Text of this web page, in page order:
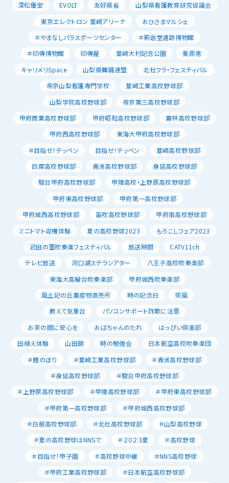
深松優宝
EVOLT 友好県省
山梨県看護教育研究協議会
東京エレクトロン 韮崎アリーナ
おひさまマルシェ
＃やまなしパラスポーツセンター
＃釈迦堂遺跡博物館
＃印傳博物館
印傳屋 韮崎大村記念公園
栗原恵
キャリメリSpace
山梨県舞踊連盟
北杜フラ・フェスティバル
帝京山梨看護専門学校
韮崎工業高校野球部
山梨学院高校野球部
帝京第三高校野球部
甲府商業高校野球部
甲府昭和高校野球部
農林高校野球部
甲府西高校野球部
東海大甲府高校野球部
＃目指せ！テッペン
目指せ！テッペン
韮崎高校野球部
巨摩高校野球部
青洲高校野球部
身延高校野球部
駿台甲府高校野球部
甲陵高校・上野原高校野球部
甲府東高校野球部
甲府第一高校野球部
甲府城西高校野球部
笛吹高校野球部
甲府南高校野球部
ミニトマト収穫体験
夏の高校野球2023
もろこしフェア2023
武田の里吹奏楽フェスティバル
放送時間
CATV11ch
テレビ放送
河口湖ステラシアター
八王子高校吹奏楽部
東海大高輪台吹奏楽部
甲府城西吹奏楽部
風土記の丘農産物直売所
時の記念日
突風
教えて気象台
パソコンサポート詐欺に注意
お茶の間に安心を
おばちゃんのたれ
はっぴい倶楽部
田植え体験
山田錦 時の勉強会
日本航空高校吹奏楽団
＃鯉のぼり
＃韮崎工業高校野球部
＃青洲高校野球部
＃身延高校野球部
＃駿台甲府高校野球部
＃上野原高校野球部
＃甲陵高校野球部
＃甲府東高校野球部
＃甲府第一高校野球部
＃甲府城西高校野球部
＃白根高校野球部
＃北杜高校野球部
＃山梨高校野球
＃夏の高校野球はNNSで
＃２０２３夏
＃高校野球
＃目指せ！甲子園
＃高校野球中継
＃NNS高校野球
＃甲府工業高校野球部
＃日本航空高校野球部